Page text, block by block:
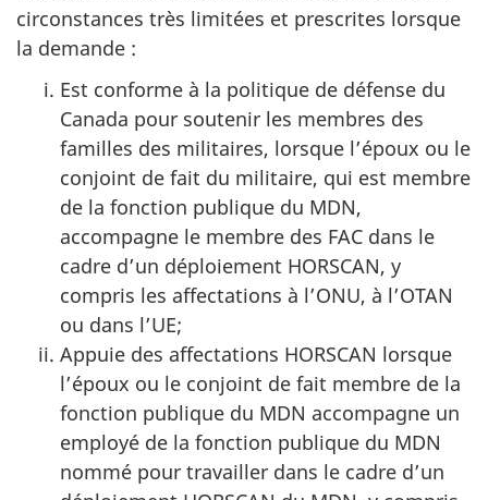
circonstances très limitées et prescrites lorsque
la demande :
Est conforme à la politique de défense du
Canada pour soutenir les membres des
familles des militaires, lorsque l’époux ou le
conjoint de fait du militaire, qui est membre
de la fonction publique du MDN,
accompagne le membre des FAC dans le
cadre d’un déploiement HORSCAN, y
compris les affectations à l’ONU, à l’OTAN
ou dans l’UE;
Appuie des affectations HORSCAN lorsque
l’époux ou le conjoint de fait membre de la
fonction publique du MDN accompagne un
employé de la fonction publique du MDN
nommé pour travailler dans le cadre d’un